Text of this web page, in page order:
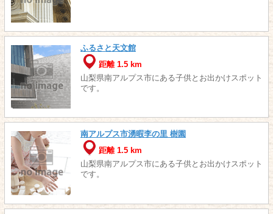
ふるさと天文館
距離 1.5 km
山梨県南アルプス市にある子供とお出かけスポット
です。
南アルプス市湧暇李の里 樹園
距離 1.5 km
山梨県南アルプス市にある子供とお出かけスポット
です。